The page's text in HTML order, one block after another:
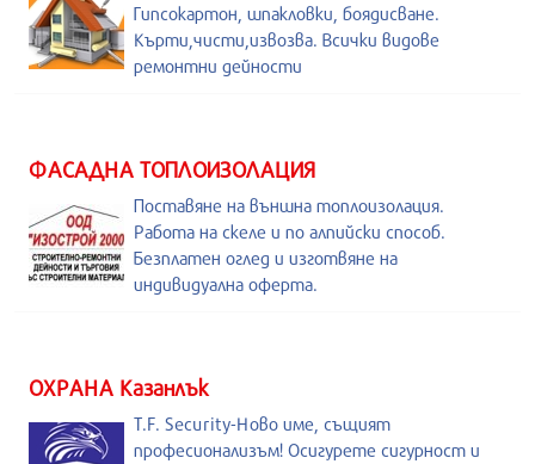
Гипсокартон, шпакловки, боядисване.
Кърти,чисти,извозва. Всички видове
ремонтни дейности
ФАСАДНА ТОПЛОИЗОЛАЦИЯ
Поставяне на външна топлоизолация.
Работа на скеле и по алпийски способ.
Безплатен оглед и изготвяне на
индивидуална оферта.
ОХРАНА Казанлък
T.F. Security-Ново име, същият
професионализъм! Осигурете сигурност и